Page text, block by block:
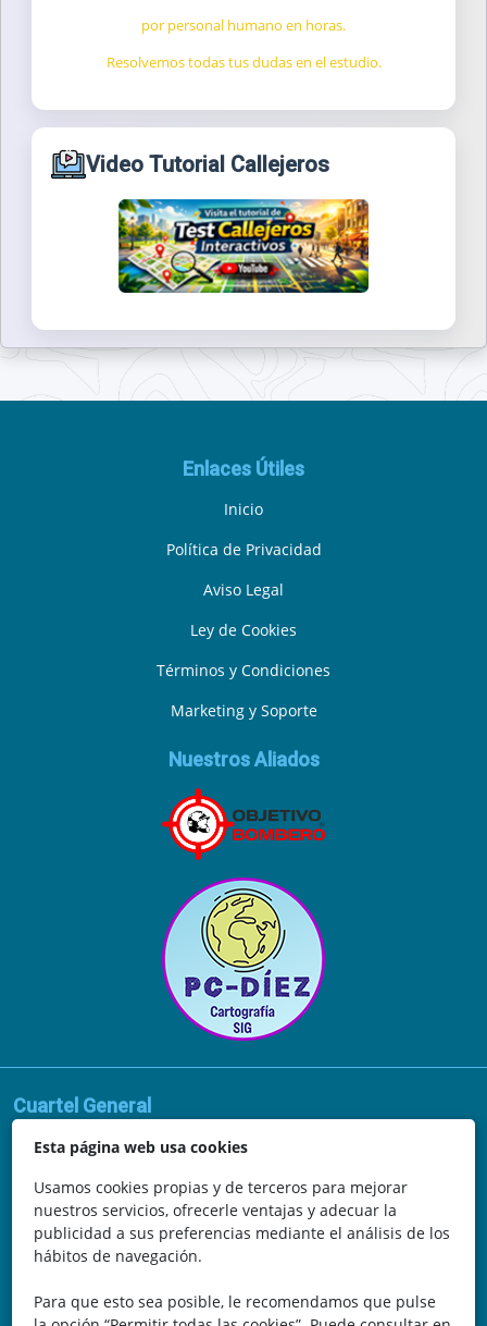
por personal humano en horas.
Resolvemos todas tus dudas en el estudio.
Video Tutorial Callejeros
Esta página web usa cookies
Usamos cookies propias y de terceros para mejorar
nuestros servicios, ofrecerle ventajas y adecuar la
publicidad a sus preferencias mediante el análisis de los
hábitos de navegación.
Para que esto sea posible, le recomendamos que pulse
Enlaces Útiles
Inicio
Política de Privacidad
Aviso Legal
Ley de Cookies
Términos y Condiciones
Marketing y Soporte
Nuestros Aliados
Cuartel General
Avda. de la Vega, 62
N.I.F.: 44252675-P
Belicena, Granada
España
Teléfono: 646 672 931